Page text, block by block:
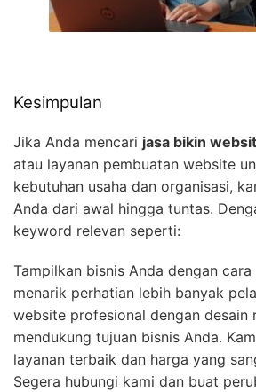
Kesimpulan
Jika Anda mencari jasa bikin
atau layanan pembuatan website
kebutuhan usaha dan organisasi,
Anda dari awal hingga tuntas.
keyword relevan seperti:
Tampilkan bisnis Anda dengan
menarik perhatian lebih banyak
website profesional dengan desain
mendukung tujuan bisnis Anda.
layanan terbaik dan harga yang
Segera hubungi kami dan buat